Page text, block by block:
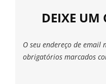
DEIXE UM
O seu endereço de email
obrigatórios marcados